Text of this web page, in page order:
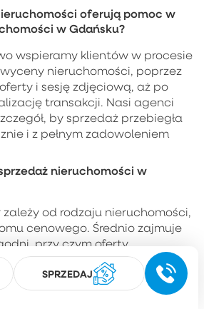
oferują pomoc w
w Gdańsku?
wspieramy klientów w procesie
nieruchomości, poprzez
i sesję zdjęciową, aż po
transakcji. Nasi agenci
by sprzedaż przebiegła
i z pełnym zadowoleniem
nieruchomości w
od rodzaju nieruchomości,
cenowego. Średnio zajmuje
przy czym oferty
i promowane przez
często znajdują nabywców w
czasie.
SPRZEDAJ